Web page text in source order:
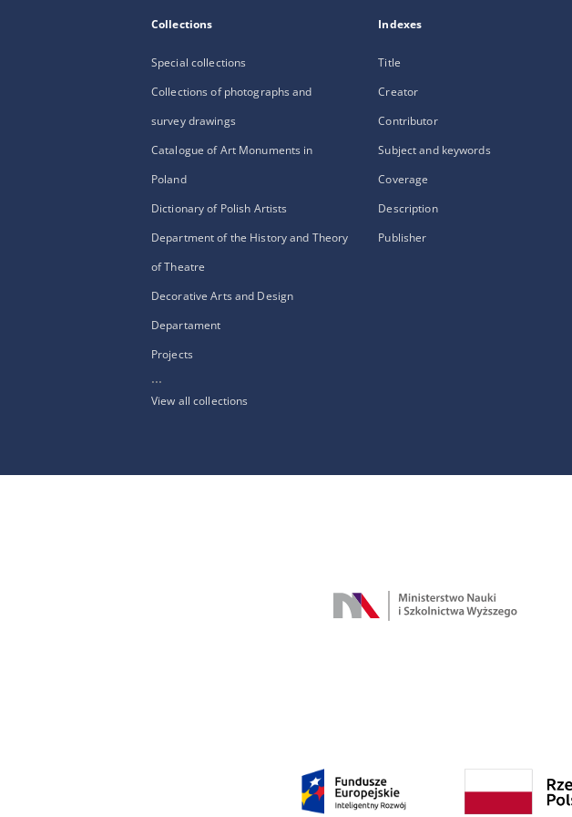
Collections
Special collections
Collections of photographs and
survey drawings
Catalogue of Art Monuments in
Poland
Dictionary of Polish Artists
Department of the History and Theory
of Theatre
Decorative Arts and Design
Departament
Projects
...
View all collections
Indexes
Title
Creator
Contributor
Subject and keywords
Coverage
Description
Publisher